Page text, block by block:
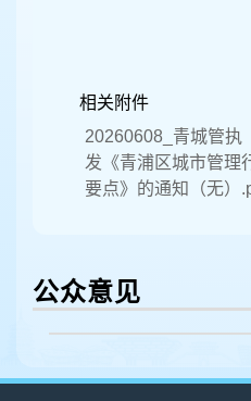
相关附件
20260608_青城管执
发《青浦区城市管理
要点》的通知（无）
公众意见